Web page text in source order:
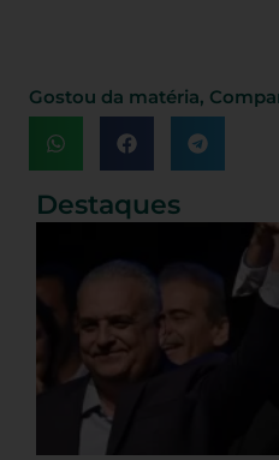
Gostou da matéria,
Destaques